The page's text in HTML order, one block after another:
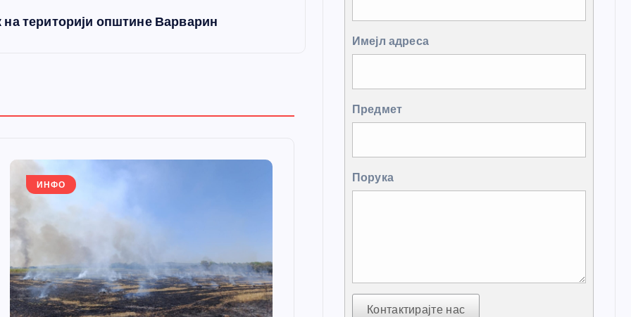
територији општине Варварин
ИНФО
Имејл адреса
Предмет
Порука
Контактирајте нас